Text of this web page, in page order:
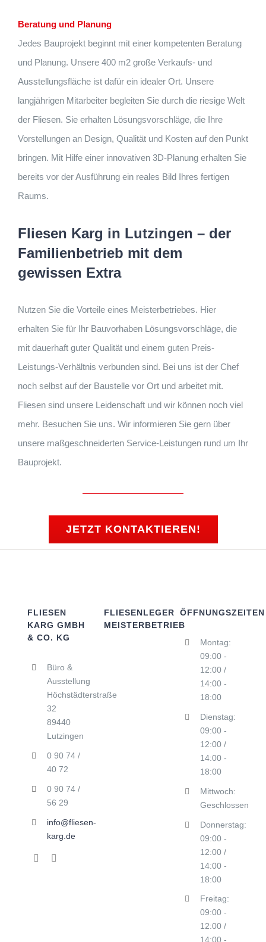
Beratung und Planung
Jedes Bauprojekt beginnt mit einer kompetenten Beratung
und Planung. Unsere 400 m2 große Verkaufs- und
Ausstellungsfläche ist dafür ein idealer Ort. Unsere
langjährigen Mitarbeiter begleiten Sie durch die riesige Welt
der Fliesen. Sie erhalten Lösungsvorschläge, die Ihre
Vorstellungen an Design, Qualität und Kosten auf den Punkt
bringen. Mit Hilfe einer innovativen 3D-Planung erhalten Sie
bereits vor der Ausführung ein reales Bild Ihres fertigen
Raums.
Fliesen Karg in Lutzingen – der
Familienbetrieb mit dem
gewissen Extra
Nutzen Sie die Vorteile eines Meisterbetriebes. Hier
erhalten Sie für Ihr Bauvorhaben Lösungsvorschläge, die
mit dauerhaft guter Qualität und einem guten Preis-
Leistungs-Verhältnis verbunden sind. Bei uns ist der Chef
noch selbst auf der Baustelle vor Ort und arbeitet mit.
Fliesen sind unsere Leidenschaft und wir können noch viel
mehr. Besuchen Sie uns. Wir informieren Sie gern über
unsere maßgeschneiderten Service-Leistungen rund um Ihr
Bauprojekt.
JETZT KONTAKTIEREN!
FLIESEN
KARG GMBH
& CO. KG
Büro &
Ausstellung
Höchstädterstraße
32
89440
Lutzingen
0 90 74 /
40 72
0 90 74 /
56 29
info@fliesen-
karg.de
FLIESENLEGER
MEISTERBETRIEB
ÖFFNUNGSZEITEN
Montag:
09:00 -
12:00 /
14:00 -
18:00
Dienstag:
09:00 -
12:00 /
14:00 -
18:00
Mittwoch:
Geschlossen
Donnerstag:
09:00 -
12:00 /
14:00 -
18:00
Freitag:
09:00 -
12:00 /
14:00 -